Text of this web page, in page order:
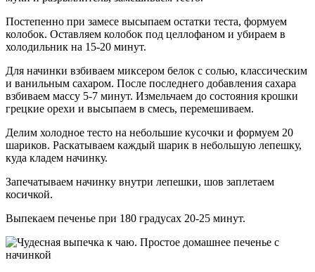
Постепенно при замесе высыпаем остатки теста, формуем
колобок. Оставляем колобок под целлофаном и убираем в
холодильник на 15-20 минут.
Для начинки взбиваем миксером белок с солью, классическим
и ванильным сахаром. После последнего добавления сахара
взбиваем массу 5-7 минут. Измельчаем до состояния крошки
грецкие орехи и высыпаем в смесь, перемешиваем.
Делим холодное тесто на небольшие кусочки и формуем 20
шариков. Раскатываем каждый шарик в небольшую лепешку,
куда кладем начинку.
Запечатываем начинку внутри лепешки, шов заплетаем
косичкой.
Выпекаем печенье при 180 градусах 20-25 минут.